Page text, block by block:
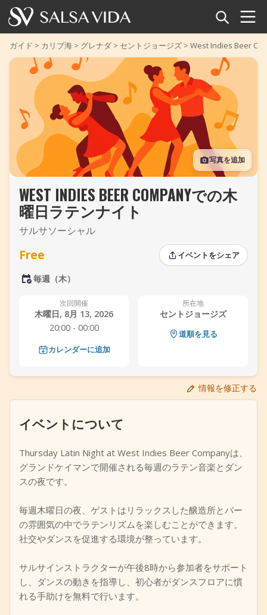
ホーム
イベント
ニュース
記事
動画
サルサ用語集
ショップ
TuneTempo
イベントを追加
ガイド > カリブ海 > グレナダ > セントジョージズ > West Indies Beer
写真を追加
WEST INDIES BEER COMPANYでの木
曜日ラテンナイト
サルサソーシャル
Free イベントをシェア
毎週（木）
次回開催
木曜日, 8月 13, 2026
20:00 - 00:00
カレンダーに追加
所在地
セントジョージズ
道順を見る
情報を修正する
イベントについて
Thursday Latin Night at West Indies Beer Companyは、
グランドケイマンで開催される毎週のラテン音楽とダン
スの夜です。
毎週木曜日の夜、ゲストはリラックスした醸造所とバー
の雰囲気の中でラテンリズムを楽しむことができます。
社交やダンスを促進する環境が整っています。
サルサインストラクターが午後8時から参加者をサポート
し、ダンスの動きを指導し、初心者がダンスフロアに慣
れる手助けを無料で行います。